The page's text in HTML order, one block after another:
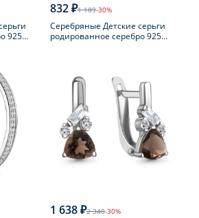
925
832 ₽1 189-30%
Серебряные Детские серьги
родированное серебро 925
1 638 ₽2 340-30%